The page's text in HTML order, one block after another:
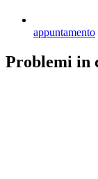
appuntamento
Problemi in